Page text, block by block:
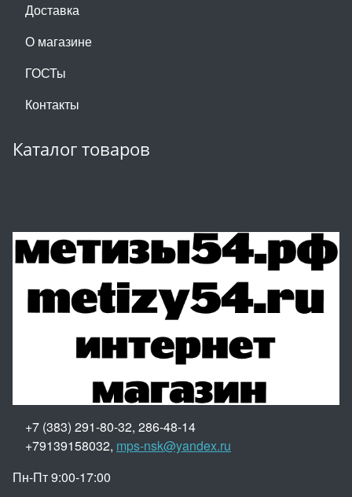
Доставка
О магазине
ГОСТы
Контакты
Каталог товаров
+7 (383) 291-80-32, 286-48-14
+79139158032, mps-nsk@yandex.ru
Пн-Пт 9:00-17:00